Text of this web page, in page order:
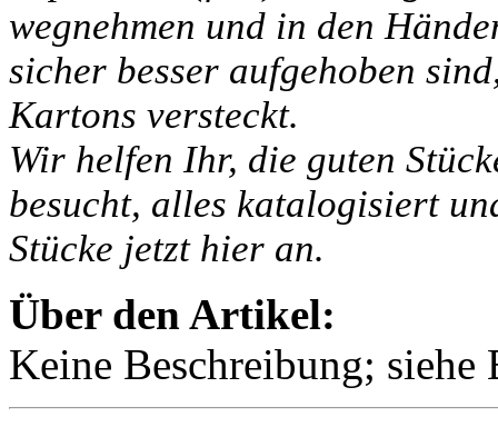
wegnehmen und in den
sicher besser aufgehoben
Kartons versteckt.
Wir helfen Ihr, die guten
besucht, alles katalogisiert
Stücke jetzt hier an.
Über den Artikel:
Keine Beschreibung; siehe